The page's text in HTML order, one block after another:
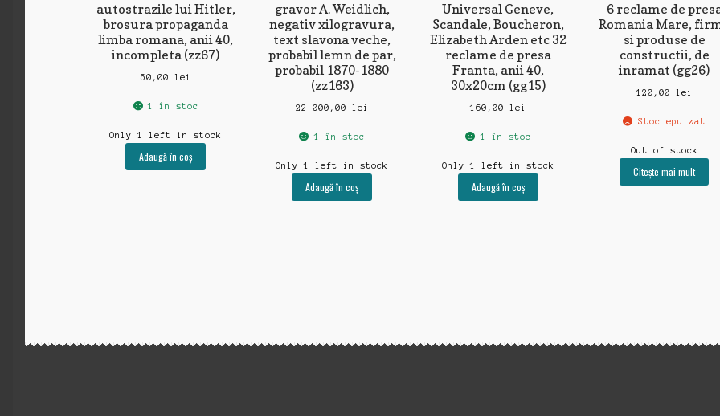
autostrazile lui Hitler,
brosura propaganda
limba romana, anii 40,
incompleta (zz67)
50,00 lei
1 în stoc
Only 1 left in stock
Adaugă în coș
gravor A. Weidlich,
negativ xilogravura,
text slavona veche,
probabil lemn de par,
probabil 1870-1880
(zz163)
22.000,00 lei
1 în stoc
Only 1 left in stock
Adaugă în coș
Universal Geneve,
Scandale, Boucheron,
Elizabeth Arden etc 32
reclame de presa
Franta, anii 40,
30x20cm (gg15)
160,00 lei
1 în stoc
Only 1 left in stock
Adaugă în coș
6 reclame de
Romania Mare,
si produse de
constructii, de
inramat (gg26)
120,00 lei
Stoc epuizat
Out of stock
Citește mai mult